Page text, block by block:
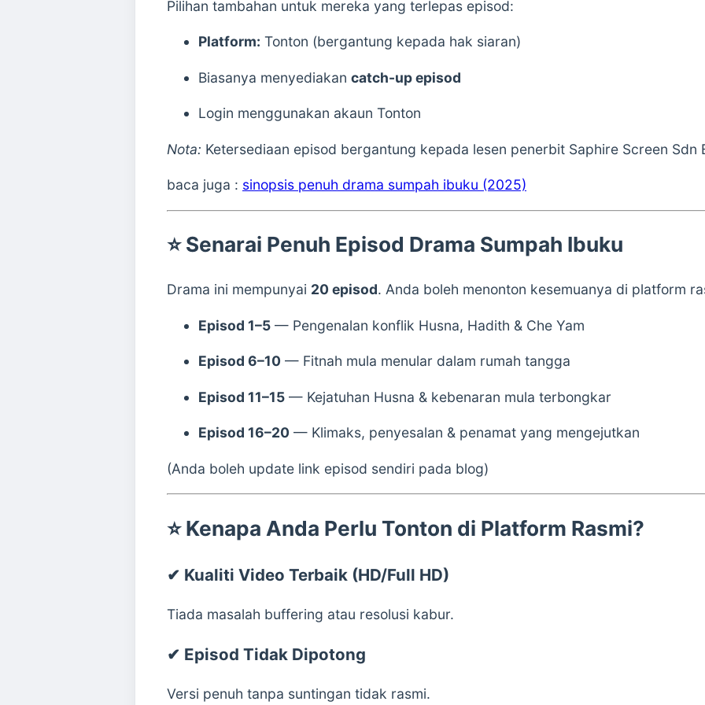
Pilihan tambahan untuk mereka yang terlepas episod:
Platform: Tonton (bergantung kepada hak siaran)
Biasanya menyediakan catch-up episod
Login menggunakan akaun Tonton
Nota: Ketersediaan episod bergantung kepada lesen penerbit Saphire Screen Sdn
baca juga : sinopsis penuh drama sumpah ibuku (2025)
⭐Senarai Penuh Episod Drama Sumpah Ibuku
Drama ini mempunyai 20 episod. Anda boleh menonton kesemuanya di platform
Episod 1–5 — Pengenalan konflik Husna, Hadith & Che Yam
Episod 6–10 — Fitnah mula menular dalam rumah tangga
Episod 11–15 — Kejatuhan Husna & kebenaran mula terbongkar
Episod 16–20 — Klimaks, penyesalan & penamat yang mengejutkan
(Anda boleh update link episod sendiri pada blog)
⭐Kenapa Anda Perlu Tonton di Platform Rasmi?
✔ Kualiti Video Terbaik (HD/Full HD)
Tiada masalah buffering atau resolusi kabur.
✔ Episod Tidak Dipotong
Versi penuh tanpa suntingan tidak rasmi.